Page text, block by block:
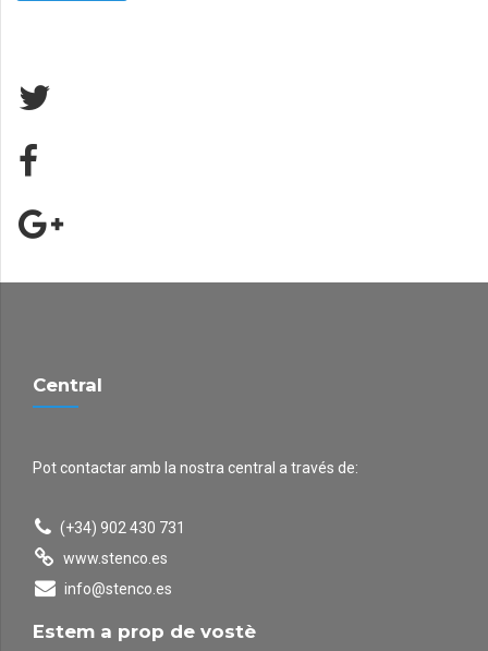
Central
Pot contactar amb la nostra central a través de:
(+34) 902 430 731
www.stenco.es
info@stenco.es
Estem a prop de vostè